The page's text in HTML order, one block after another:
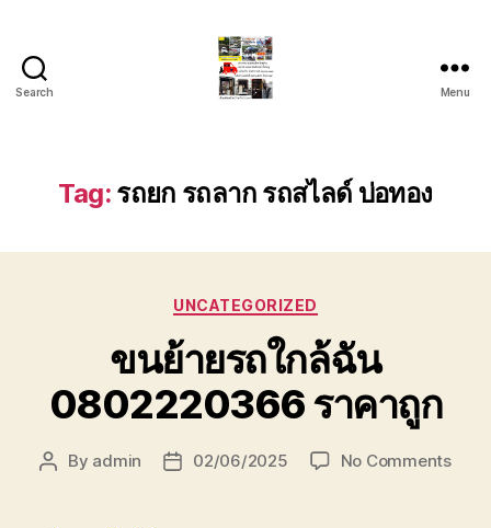
Search
สไลด์
ใน
หัวหิน
ชั่วโมง
โทร
0888000456
Menu
Tag: รถยก รถลาก รถสไลด์ บ่อทอง
Categories
UNCATEGORIZED
ขนย้ายรถใกล้ฉัน
0802220366 ราคาถูก
Post
By admin
Post02/06/2025 No Commentson